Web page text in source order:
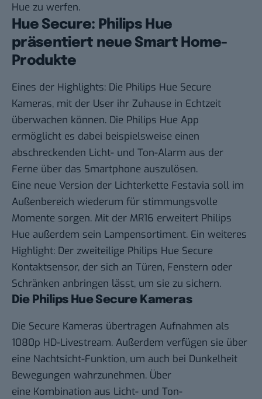
Hue zu werfen.
Hue Secure: Philips Hue
präsentiert neue Smart Home-
Produkte
Eines der Highlights: Die Philips Hue Secure
Kameras, mit der User ihr Zuhause in Echtzeit
überwachen können. Die Philips Hue App
ermöglicht es dabei beispielsweise einen
abschreckenden Licht- und Ton-Alarm aus der
Ferne über das Smartphone auszulösen.
Eine neue Version der Lichterkette Festavia soll im
Außenbereich wiederum für stimmungsvolle
Momente sorgen. Mit der MR16 erweitert Philips
Hue außerdem sein Lampensortiment. Ein weiteres
Highlight: Der zweiteilige Philips Hue Secure
Kontaktsensor, der sich an Türen, Fenstern oder
Schränken anbringen lässt, um sie zu sichern.
Die Philips Hue Secure Kameras
Die Secure Kameras übertragen Aufnahmen als
1080p HD-Livestream. Außerdem verfügen sie über
eine Nachtsicht-Funktion, um auch bei Dunkelheit
Bewegungen wahrzunehmen. Über
eine Kombination aus Licht- und Ton-